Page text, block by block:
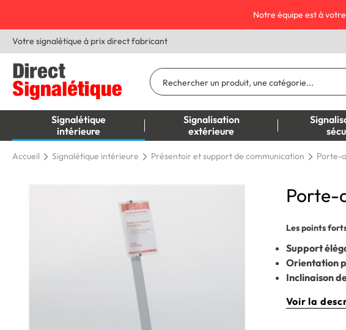
Notre équipe est à
Votre signalétique à prix direct fabricant
Signalétique
intérieure
Signalisation
extérieure
Accueil Signalétique intérieure Présentoir et support de communication Porte-
Porte-
Les points
Support
Orientation
Inclinaison
Voir la